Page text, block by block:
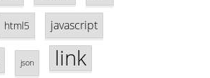
html5 javascript
json link